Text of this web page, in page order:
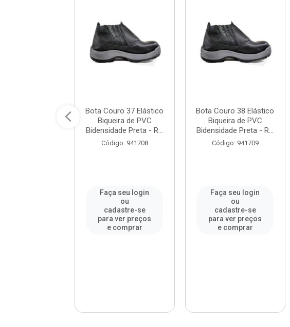
Bota Couro 37 Elástico
Biqueira de PVC
Bidensidade Preta - R...
Código: 941708
Faça seu login
ou
cadastre-se
para ver preços
e comprar
Bota Couro 38 Elástico
Biqueira de PVC
Bidensidade Preta - R...
Código: 941709
Faça seu login
ou
cadastre-se
para ver preços
e comprar